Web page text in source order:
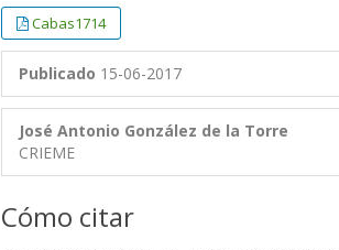
Cabas1714
Publicado 15-06-2017
José Antonio González de la Torre
CRIEME
Cómo citar